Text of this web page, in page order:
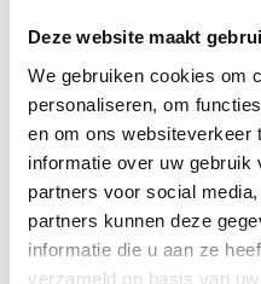
Deze website maakt
We gebruiken cookies om
personaliseren, om
en om ons websiteverkeer
informatie over uw gebruik
partners voor social
partners kunnen deze
informatie die u aan ze
verzameld op basis van